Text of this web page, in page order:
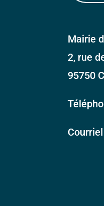
Mairie
2, rue
95750